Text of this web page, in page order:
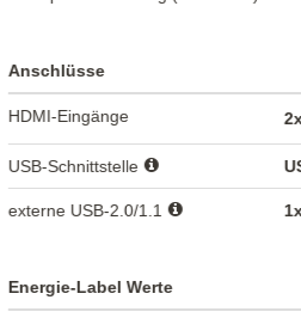
Anschlüsse
HDMI-Eingänge
USB-Schnittstelle
externe USB-2.0/1.1
Energie-Label Werte